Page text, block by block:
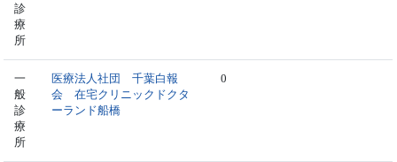
診
療
所
一
般
診
療
所
医療法人社団 千葉白報
会 在宅クリニックドクタ
ーランド船橋
0